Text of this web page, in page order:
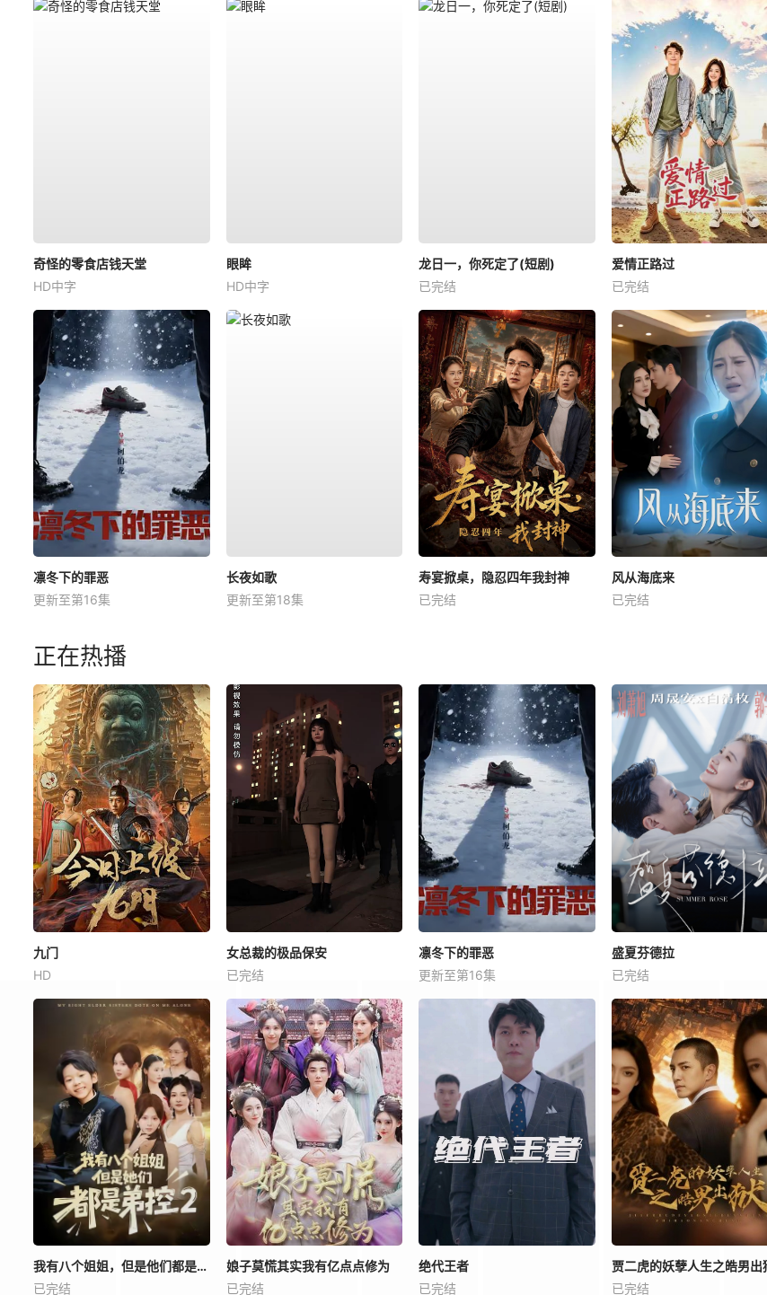
奇怪的零食店钱天堂
HD中字
眼眸
HD中字
龙日一，你死定了(短剧)
已完结
爱情正路过
已完结
凛冬下的罪恶
更新至第16集
长夜如歌
更新至第18集
寿宴掀桌，隐忍四年我封神
已完结
风从海底来
已完结
正在热播
九门
HD
女总裁的极品保安
已完结
凛冬下的罪恶
更新至第16集
盛夏芬德拉
已完结
我有八个姐姐，但是他们都是弟控2
已完结
娘子莫慌其实我有亿点点修为
已完结
绝代王者
已完结
贾二虎的妖孽人生之皓男出
已完结